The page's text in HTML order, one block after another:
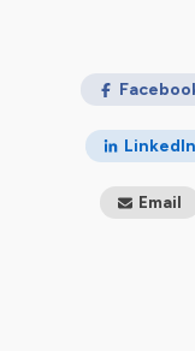
LinkedIn
Email